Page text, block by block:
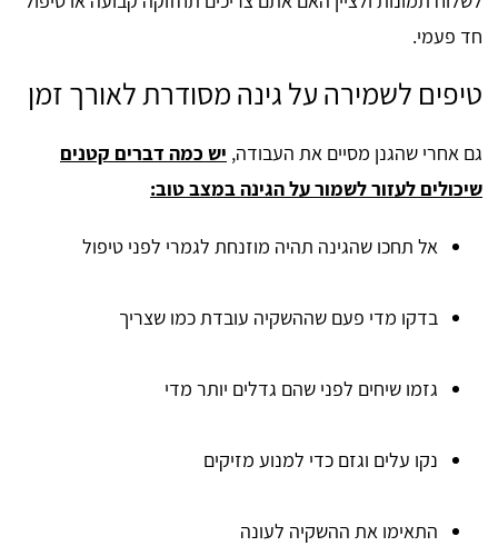
חד פעמי.
טיפים לשמירה על גינה מסודרת לאורך זמן
גם אחרי שהגנן מסיים את העבודה, יש כמה דברים קטנים
שיכולים לעזור לשמור על הגינה במצב טוב:
אל תחכו שהגינה תהיה מוזנחת לגמרי לפני טיפול
בדקו מדי פעם שההשקיה עובדת כמו שצריך
גזמו שיחים לפני שהם גדלים יותר מדי
נקו עלים וגזם כדי למנוע מזיקים
התאימו את ההשקיה לעונה